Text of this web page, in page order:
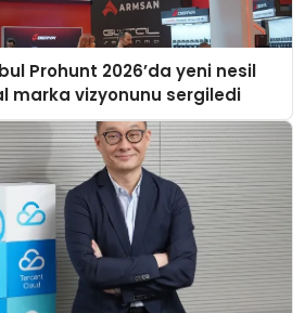
Prohunt 2026’da yeni nesil
marka vizyonunu sergiledi